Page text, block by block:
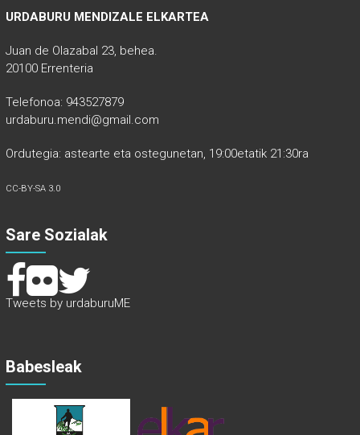
URDABURU MENDIZALE ELKARTEA
Juan de Olazabal 23, behea.
20100 Errenteria
Telefonoa: 943527879
urdaburu.mendi@gmail.com
Ordutegia: astearte eta ostegunetan, 19:00etatik 21:30ra
CC-BY-SA 3.0
Sare Sozialak
Tweets by urdaburuME
Babesleak